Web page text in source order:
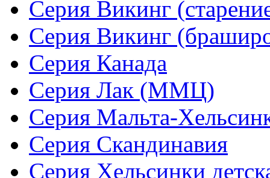
Серия Викинг
Серия Викинг
Серия Канада
Серия Лак (ММЦ)
Серия Мальта-
Серия Скандинавия
Серия Хельсинки